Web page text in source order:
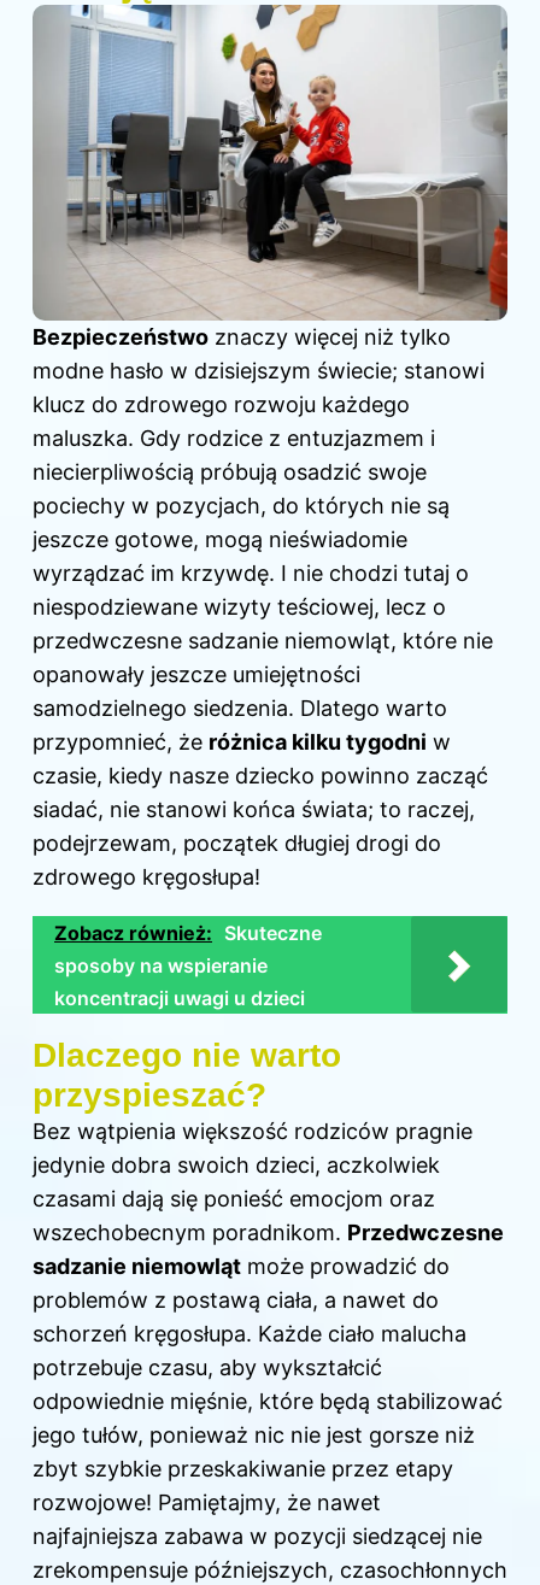
Bezpieczeństwo znaczy więcej niż tylko
modne hasło w dzisiejszym świecie; stanowi
klucz do zdrowego rozwoju każdego
maluszka. Gdy rodzice z entuzjazmem i
niecierpliwością próbują osadzić swoje
pociechy w pozycjach, do których nie są
jeszcze gotowe, mogą nieświadomie
wyrządzać im krzywdę. I nie chodzi tutaj o
niespodziewane wizyty teściowej, lecz o
przedwczesne sadzanie niemowląt, które nie
opanowały jeszcze umiejętności
samodzielnego siedzenia. Dlatego warto
przypomnieć, że różnica kilku tygodni w
czasie, kiedy nasze dziecko powinno zacząć
siadać, nie stanowi końca świata; to raczej,
podejrzewam, początek długiej drogi do
zdrowego kręgosłupa!
Zobacz również: Skuteczne
sposoby na wspieranie
koncentracji uwagi u dzieci
Dlaczego nie warto
przyspieszać?
Bez wątpienia większość rodziców pragnie
jedynie dobra swoich dzieci, aczkolwiek
czasami dają się ponieść emocjom oraz
wszechobecnym poradnikom. Przedwczesne
sadzanie niemowląt może prowadzić do
problemów z postawą ciała, a nawet do
schorzeń kręgosłupa. Każde ciało malucha
potrzebuje czasu, aby wykształcić
odpowiednie mięśnie, które będą stabilizować
jego tułów, ponieważ nic nie jest gorsze niż
zbyt szybkie przeskakiwanie przez etapy
rozwojowe! Pamiętajmy, że nawet
najfajniejsza zabawa w pozycji siedzącej nie
zrekompensuje późniejszych, czasochłonnych